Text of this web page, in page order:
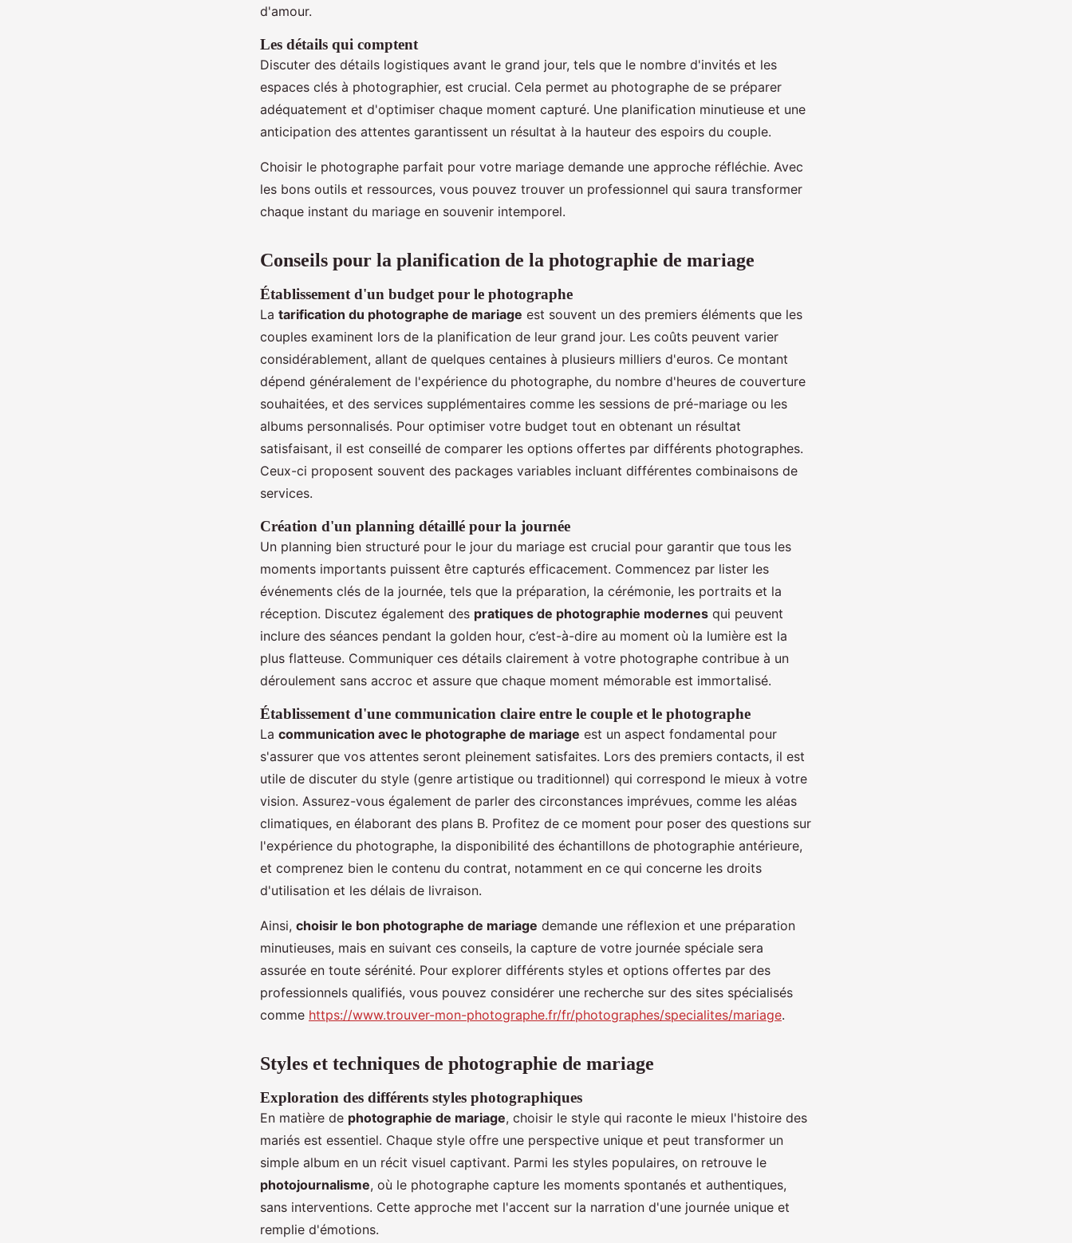
d'amour.
Les détails qui comptent
Discuter des détails logistiques avant le grand jour, tels que le nombre d'invités et les
espaces clés à photographier, est crucial. Cela permet au photographe de se préparer
adéquatement et d'optimiser chaque moment capturé. Une planification minutieuse et une
anticipation des attentes garantissent un résultat à la hauteur des espoirs du couple.
Choisir le photographe parfait pour votre mariage demande une approche réfléchie. Avec
les bons outils et ressources, vous pouvez trouver un professionnel qui saura transformer
chaque instant du mariage en souvenir intemporel.
Conseils pour la planification de la photographie de mariage
Établissement d'un budget pour le photographe
La tarification du photographe de mariage est souvent un des premiers éléments que les
couples examinent lors de la planification de leur grand jour. Les coûts peuvent varier
considérablement, allant de quelques centaines à plusieurs milliers d'euros. Ce montant
dépend généralement de l'expérience du photographe, du nombre d'heures de couverture
souhaitées, et des services supplémentaires comme les sessions de pré-mariage ou les
albums personnalisés. Pour optimiser votre budget tout en obtenant un résultat
satisfaisant, il est conseillé de comparer les options offertes par différents photographes.
Ceux-ci proposent souvent des packages variables incluant différentes combinaisons de
services.
Création d'un planning détaillé pour la journée
Un planning bien structuré pour le jour du mariage est crucial pour garantir que tous les
moments importants puissent être capturés efficacement. Commencez par lister les
événements clés de la journée, tels que la préparation, la cérémonie, les portraits et la
réception. Discutez également des pratiques de photographie modernes qui peuvent
inclure des séances pendant la golden hour, c’est-à-dire au moment où la lumière est la
plus flatteuse. Communiquer ces détails clairement à votre photographe contribue à un
déroulement sans accroc et assure que chaque moment mémorable est immortalisé.
Établissement d'une communication claire entre le couple et le photographe
La communication avec le photographe de mariage est un aspect fondamental pour
s'assurer que vos attentes seront pleinement satisfaites. Lors des premiers contacts, il est
utile de discuter du style (genre artistique ou traditionnel) qui correspond le mieux à votre
vision. Assurez-vous également de parler des circonstances imprévues, comme les aléas
climatiques, en élaborant des plans B. Profitez de ce moment pour poser des questions sur
l'expérience du photographe, la disponibilité des échantillons de photographie antérieure,
et comprenez bien le contenu du contrat, notamment en ce qui concerne les droits
d'utilisation et les délais de livraison.
Ainsi, choisir le bon photographe de mariage demande une réflexion et une préparation
minutieuses, mais en suivant ces conseils, la capture de votre journée spéciale sera
assurée en toute sérénité. Pour explorer différents styles et options offertes par des
professionnels qualifiés, vous pouvez considérer une recherche sur des sites spécialisés
comme https://www.trouver-mon-photographe.fr/fr/photographes/specialites/mariage.
Styles et techniques de photographie de mariage
Exploration des différents styles photographiques
En matière de photographie de mariage, choisir le style qui raconte le mieux l'histoire des
mariés est essentiel. Chaque style offre une perspective unique et peut transformer un
simple album en un récit visuel captivant. Parmi les styles populaires, on retrouve le
photojournalisme, où le photographe capture les moments spontanés et authentiques,
sans interventions. Cette approche met l'accent sur la narration d'une journée unique et
remplie d'émotions.